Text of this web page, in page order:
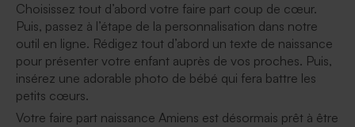
Choisissez tout d’abord votre faire part coup de cœur.
Puis, passez à l’étape de la personnalisation dans notre
outil en ligne. Rédigez tout d’abord un texte de naissance
pour présenter votre enfant auprès de vos proches. Puis,
insérez une adorable photo de bébé qui fera battre les
petits cœurs.
Votre faire part naissance Amiens est désormais prêt à être